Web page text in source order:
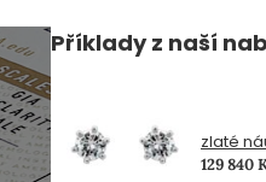
Příklady z naší
zlaté
129 840